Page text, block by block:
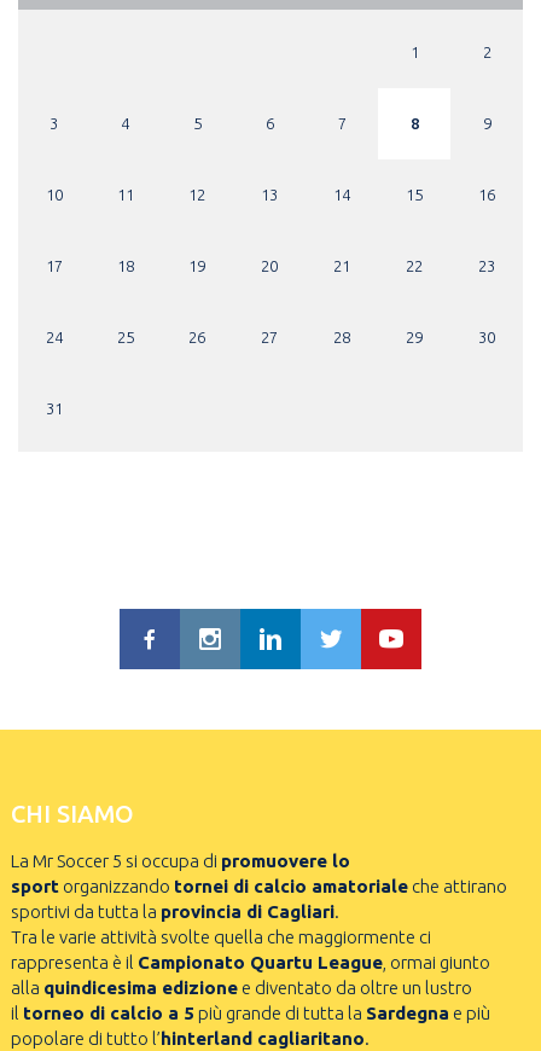
1 2
3 4 5 6 7 8 9
10 11 12 13 14 15 16
17 18 19 20 21 22 23
24 25 26 27 28 29 30
31
CHI SIAMO
La Mr Soccer 5 si occupa di promuovere lo
sportorganizzando tornei di calcio amatorialeche attirano
sportivi da tutta la provincia di Cagliari.
Tra le varie attività svolte quella che maggiormente ci
rappresenta è il Campionato Quartu League, ormai giunto
alla quindicesima edizionee diventato da oltre un lustro
il torneo di calcio a 5 più grande di tutta la Sardegna e più
popolare di tutto l’hinterland cagliaritano.